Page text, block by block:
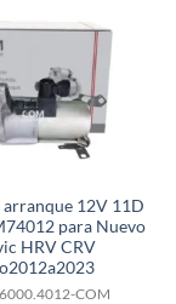
12V 11D
para Nuevo
HRV CRV
COM